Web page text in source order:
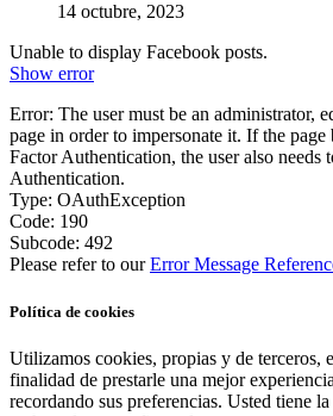
14 octubre, 2023
Unable to display Facebook posts.
Show error
Error: The user must be an administrator,
page in order to impersonate it. If the page
Factor Authentication, the user also needs
Authentication.
Type: OAuthException
Code: 190
Subcode: 492
Please refer to ourError Message
Política de cookies
Utilizamos cookies, propias y de terceros,
finalidad de prestarle una mejor
recordando sus preferencias. Usted tiene